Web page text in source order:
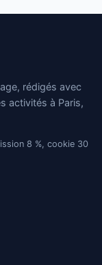
rédigés avec
activités à Paris,
8 %, cookie 30